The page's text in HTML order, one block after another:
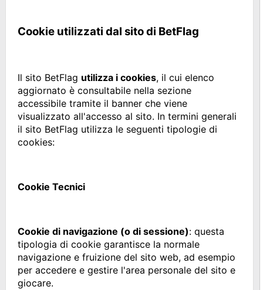
Cookie utilizzati dal sito di BetFlag
Il sito BetFlag utilizza i cookies, il cui elenco
aggiornato è consultabile nella sezione
accessibile tramite il banner che viene
visualizzato all'accesso al sito. In termini generali
il sito BetFlag utilizza le seguenti tipologie di
cookies:
Cookie Tecnici
Cookie di navigazione (o di sessione): questa
tipologia di cookie garantisce la normale
navigazione e fruizione del sito web, ad esempio
per accedere e gestire l'area personale del sito e
giocare.